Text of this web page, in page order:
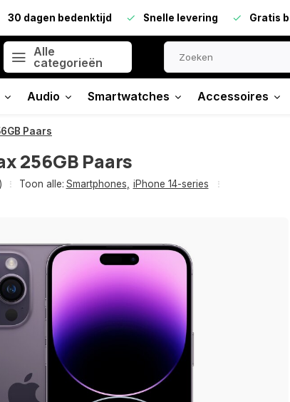
30 dagen bedenktijd Snelle levering Gratis
Alle
categorieën
Audio Smartwatches Accessoires
Paars
256GB Paars
Toon alle: Smartphones
iPhone 14-series